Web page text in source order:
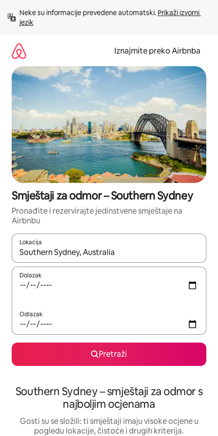
sadržaj
Neke su informacije prevedene automatski. Prikaži izvorni
jezik
Iznajmite preko Airbnba
Smještaji za odmor – Southern Sydney
Pronađite i rezervirajte jedinstvene smještaje na
Airbnbu
Lokacija
Kada budu dostupni rezultati, moći ćete ih pregledati
Dolazak
Odlazak
Pretraži
Southern Sydney – smještaji za odmor s
najboljim ocjenama
Gosti su se složili: ti smještaji imaju visoke ocjene u
pogledu lokacije, čistoće i drugih kriterija.